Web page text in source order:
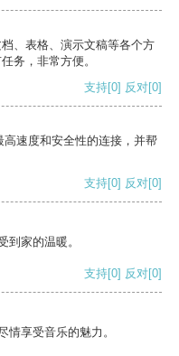
、表格、演示文稿等各个方
务，非常方便。
支持[0] 反对[0]
速度和安全性的连接，并帮
支持[0] 反对[0]
到家的温暖。
支持[0] 反对[0]
情享受音乐的魅力。